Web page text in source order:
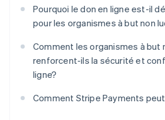
Pourquoi le don en ligne est-il
pour les organismes à but non
Comment les organismes à but
renforcent-ils la sécurité et
ligne?
Comment Stripe Payments